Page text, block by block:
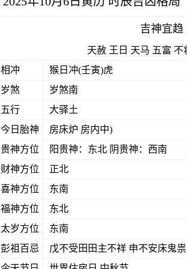
吉神宜趋
天赦 王日 天马 五富 不
相冲
猴日冲(壬寅)虎
岁煞
岁煞南
五行
大驿土
今日胎神
房床炉 房内中)
贵神方位
阳贵神：东北 阴贵神：西南
财神方位
正北
喜神方位
东南
福神方位
东北
太岁方位
东南
彭祖百忌
戊不受田田主不祥 申不安床鬼